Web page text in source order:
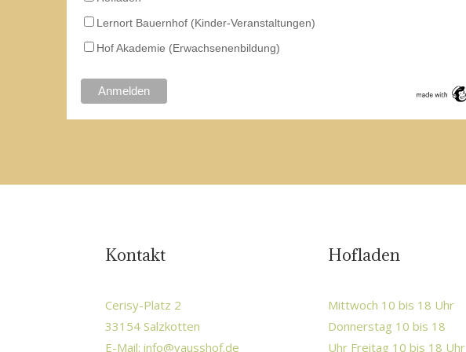
Lernort Bauernhof (Kinder-Veranstaltungen)
Hof Akademie (Erwachsenenbildung)
Kontakt
Cerisy-Platz 2
33154 Salzkotten
E-Mail:info@vausshof.de
Hofladen
Mittwoch 10 bis 18 Uhr
Donnerstag 10 bis 18
Uhr Freitag 10 bis 18 Uhr